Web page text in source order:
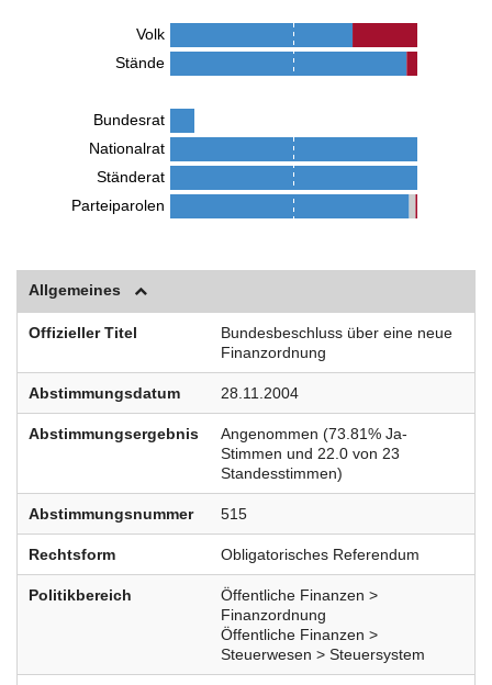
Volk
Stände
Bundesrat
Nationalrat
Ständerat
Parteiparolen
Allgemeines
Offizieller Titel
Bundesbeschluss über eine neue
Finanzordnung
Abstimmungsdatum 28.11.2004
Abstimmungsergebnis
Angenommen (73.81% Ja-
Stimmen und 22.0 von 23
Standesstimmen)
Abstimmungsnummer 515
Rechtsform Obligatorisches Referendum
Politikbereich
Öffentliche Finanzen >
Finanzordnung
Öffentliche Finanzen >
Steuerwesen > Steuersystem